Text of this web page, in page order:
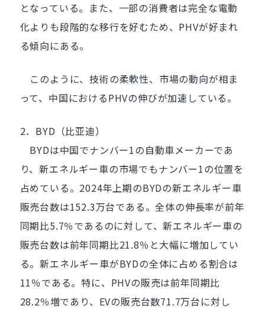
となっている。また、一部の消費者は完全な電動
化よりも段階的な移行を好むため、PHVが好まれ
る傾向にある。
このように、技術の柔軟性、市場の動向が相ま
って、中国におけるPHVの伸びが加速している。
2．BYD（比亚迪）
BYDは中国でナンバー1の自動車メーカーであ
り、新エネルギー車の市場でもナンバー1の位置を
占めている。2024年上期のBYDの新エネルギー車
販売台数は152.3万台である。全体の伸長率が前年
同期比5.7％であるのに対して、新エネルギー車の
販売台数は前年同期比21.8％と大幅に増加してい
る。新エネルギー車がBYDの全体に占める割合は
11％である。特に、PHVの販売は前年同期比
28.2％増であり、EVの販売台数71.7万台に対し